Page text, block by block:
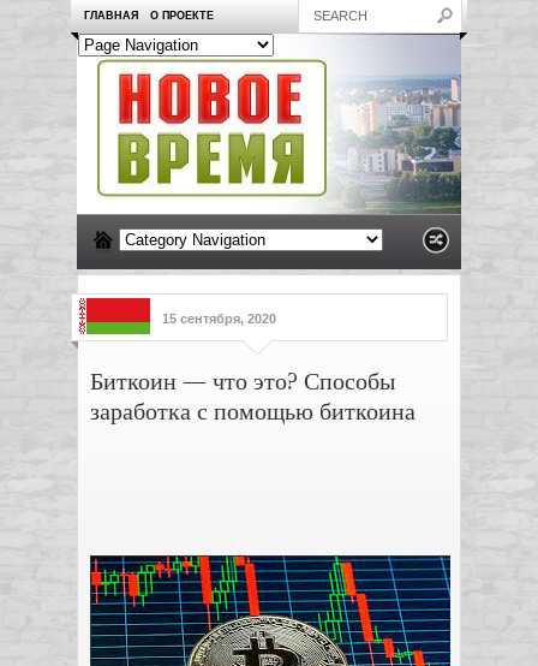
ГЛАВНАЯ О ПРОЕКТЕ
15 сентября, 2020
Биткоин — что это? Способы
заработка с помощью биткоина